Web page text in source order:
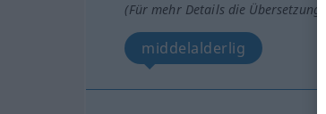
(Für mehr Details die
middelalderlig